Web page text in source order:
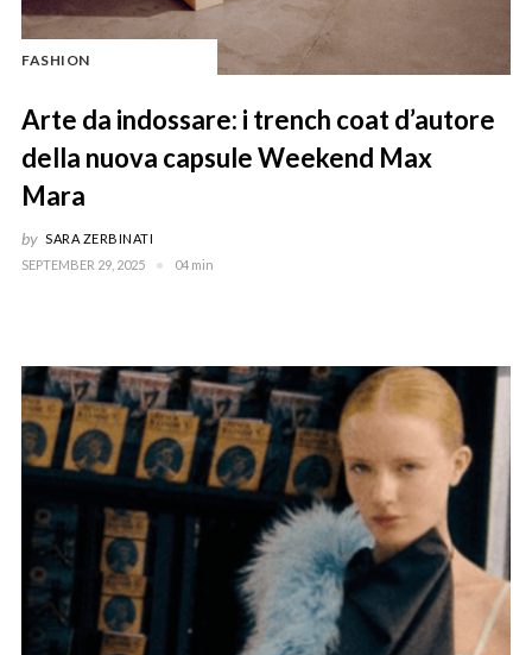
FASHION
Arte da indossare: i trench coat d’autore
della nuova capsule Weekend Max
Mara
by SARA ZERBINATI
SEPTEMBER 29, 2025
04 min